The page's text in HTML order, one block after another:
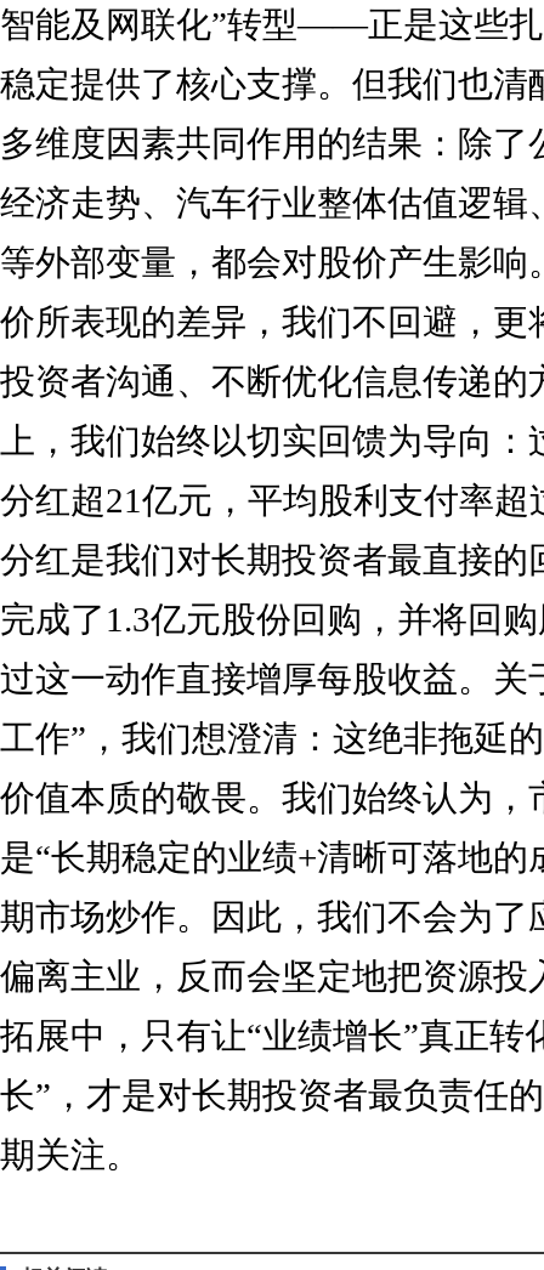
智能及网联化”转型——正是这些
稳定提供了核心支撑。但我们也清
多维度因素共同作用的结果：除了
经济走势、汽车行业整体估值逻辑
等外部变量，都会对股价产生影响
价所表现的差异，我们不回避，更
投资者沟通、不断优化信息传递的
上，我们始终以切实回馈为导向
分红超21亿元，平均股利支付率超
分红是我们对长期投资者最直接的
完成了1.3亿元股份回购，并将回
过这一动作直接增厚每股收益。关
工作”，我们想澄清：这绝非拖延
价值本质的敬畏。我们始终认为，
是“长期稳定的业绩+清晰可落地的
期市场炒作。因此，我们不会为了
偏离主业，反而会坚定地把资源投
拓展中，只有让“业绩增长”真正转
长”，才是对长期投资者最负责任
期关注。